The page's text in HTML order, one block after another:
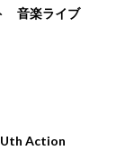
音楽ライブ
Action